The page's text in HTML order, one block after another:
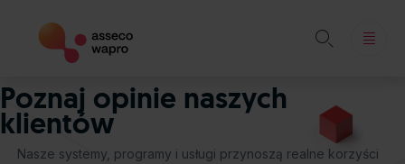

to
Poznaj opinie naszych
klientów
Nasze systemy, programy i usługi przynoszą realne korzyści